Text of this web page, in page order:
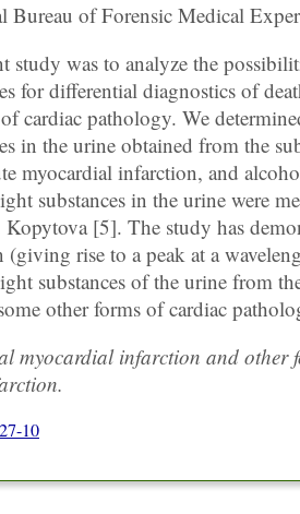
of Forensic Medical
study was to analyze the
for differential diagnostics of
cardiac pathology. We
in the urine obtained from the
myocardial infarction, and
substances in the urine were
[5]. The study has
(giving rise to a peak at a
substances of the urine from
other forms of cardiac
myocardial infarction and
10